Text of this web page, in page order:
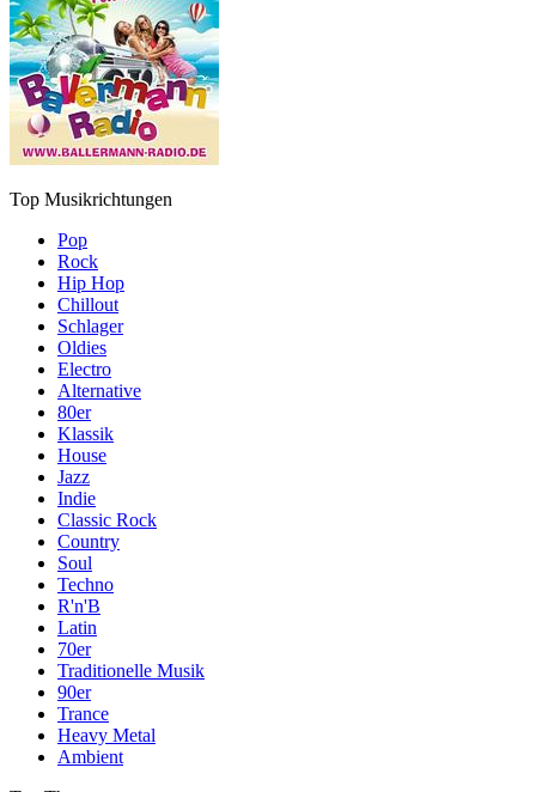
Top Musikrichtungen
Pop
Rock
Hip Hop
Chillout
Schlager
Oldies
Electro
Alternative
80er
Klassik
House
Jazz
Indie
Classic Rock
Country
Soul
Techno
R'n'B
Latin
70er
Traditionelle Musik
90er
Trance
Heavy Metal
Ambient